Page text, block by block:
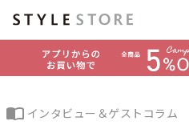
インタビュー＆ゲストコラム